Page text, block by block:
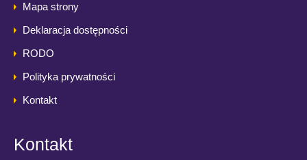
Mapa strony
Deklaracja dostępności
RODO
Polityka prywatności
Kontakt
Kontakt